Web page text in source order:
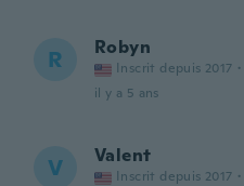
R Robyn
Inscrit depuis 2017 ·
il y a 5 ans
V Valent
Inscrit depuis 2017 ·